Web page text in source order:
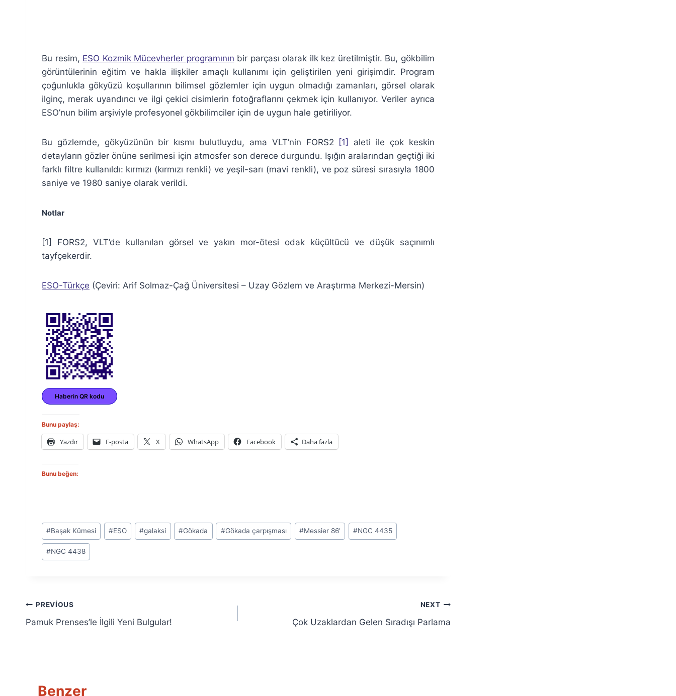
Bu resim, ESO Kozmik Mücevherler programının bir parçası olarak ilk kez üretilmiştir. Bu, gökbilim
görüntülerinin eğitim ve hakla ilişkiler amaçlı kullanımı için geliştirilen yeni girişimdir. Program
çoğunlukla gökyüzü koşullarının bilimsel gözlemler için uygun olmadığı zamanları, görsel olarak
ilginç, merak uyandırıcı ve ilgi çekici cisimlerin fotoğraflarını çekmek için kullanıyor. Veriler ayrıca
ESO’nun bilim arşiviyle profesyonel gökbilimciler için de uygun hale getiriliyor.
Bu gözlemde, gökyüzünün bir kısmı bulutluydu, ama VLT’nin FORS2 [1]
aleti ile çok keskin
detayların gözler önüne serilmesi için atmosfer son derece durgundu. Işığın aralarından geçtiği iki
farklı filtre kullanıldı: kırmızı (kırmızı renkli) ve yeşil-sarı (mavi renkli), ve poz süresi sırasıyla 1800
saniye ve 1980 saniye olarak verildi.
Notlar
[1] FORS2, VLT’de kullanılan görsel ve yakın mor-ötesi odak küçültücü ve düşük saçınımlı
tayfçekerdir.
ESO-Türkçe (Çeviri: Arif Solmaz-Çağ Üniversitesi – Uzay Gözlem ve Araştırma Merkezi-Mersin)
Haberin QR kodu
Bunu paylaş:
Yazdır E-posta X WhatsApp Facebook Daha fazla
Bunu beğen:
Post
Tags:
#Başak Kümesi #ESO #galaksi #Gökada #Gökada çarpışması #Messier 86' #NGC 4435
#NGC 4438
Yazı
gezinmesi
PREVIOUS
Pamuk Prenses’le İlgili Yeni Bulgular!
NEXT
Çok Uzaklardan Gelen Sıradışı Parlama
Benzer